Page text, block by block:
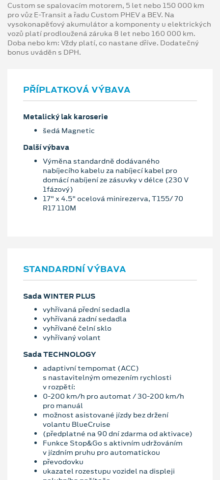
Custom se spalovacím motorem, 5 let nebo 150 000 km
pro vůz E-Transit a řadu Custom PHEV a BEV. Na
vysokonapěťový akumulátor a komponenty u elektrických
vozů platí prodloužená záruka 8 let nebo 160 000 km.
Doba nebo km: Vždy platí, co nastane dříve. Dodatečný
bonus uváděn s DPH.
PŘÍPLATKOVÁ VÝBAVA
Metalický lak karoserie
šedá Magnetic
Další výbava
Výměna standardně dodávaného
nabíjecího kabelu za nabíjecí kabel pro
domácí nabíjení ze zásuvky v délce (230 V
1fázový)
17" x 4.5" ocelová minirezerva, T155/ 70
R17 110M
STANDARDNÍ VÝBAVA
Sada WINTER PLUS
vyhřívaná přední sedadla
vyhřívaná zadní sedadla
vyhřívané čelní sklo
vyhřívaný volant
Sada TECHNOLOGY
adaptivní tempomat (ACC)
s nastavitelným omezením rychlosti
v rozpětí:
0-200 km/h pro automat / 30-200 km/h
pro manuál
možnost asistované jízdy bez držení
volantu BlueCruise
(předplatné na 90 dní zdarma od aktivace)
Funkce Stop&Go s aktivním udržováním
v jízdním pruhu pro automatickou
převodovku
ukazatel rozestupu vozidel na displeji